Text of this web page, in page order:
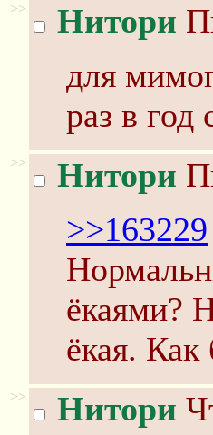
>> Нитори
для
раз в
>> Нитори
>>163229
ёкаями?
ёкая. Как
>> Нитори